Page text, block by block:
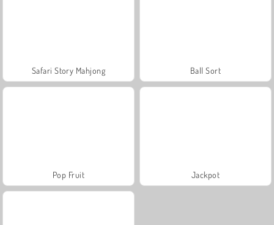
Safari Story Mahjong Ball Sort
Pop Fruit Jackpot